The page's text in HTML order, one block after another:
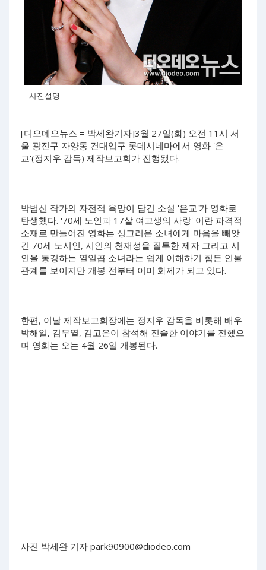
사진설명
[디오데오뉴스 = 박세완기자]3월 27일(화) 오전 11시 서
울 광진구 자양동 건대입구 롯데시네마에서 영화 '은
교'(정지우 감독) 제작보고회가 진행됐다.
박범신 작가의 자전적 욕망이 담긴 소설 '은교'가 영화로
탄생했다. '70세 노인과 17살 여고생의 사랑' 이란 파격적
소재로 만들어진 영화는 싱그러운 소녀에게 마음을 빼앗
긴 70세 노시인, 시인의 천재성을 질투한 제자 그리고 시
인을 동경하는 열일곱 소녀라는 쉽게 이해하기 힘든 인물
관계를 보이지만 개봉 전부터 이미 화제가 되고 있다.
한편, 이날 제작보고회장에는 정지우 감독을 비롯해 배우
박해일, 김무열, 김고은이 참석해 진솔한 이야기를 전했으
며 영화는 오는 4월 26일 개봉된다.
사진 박세완 기자 park90900@diodeo.com